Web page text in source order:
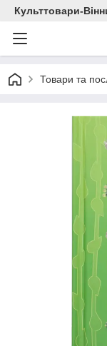
Культтовари-
Товари та